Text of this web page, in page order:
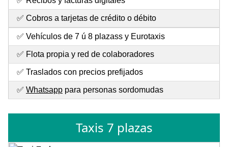
✅ Cobros a tarjetas de crédito o débito
✅ Vehículos de 7 ú 8 plazass y Eurotaxis
✅ Flota propia y red de colaboradores
✅ Traslados con precios prefijados
✅ Whatsapp para personas sordomudas
Taxis 7 plazas